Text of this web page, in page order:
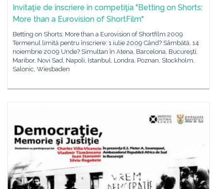
Invitaţie de înscriere în competiţia "Betting on Shorts:
More than a Eurovision of ShortFilm"
Betting on Shorts: More than a Eurovision of Shortfilm 2009
Termenul limită pentru înscriere: 1 iulie 2009 Când? Sâmbătă, 14
noiembrie 2009 Unde? Simultan în Atena, Barcelona, Bucureşti,
Maribor, Novi Sad, Napoli, Istanbul, Londra, Poznan, Stockholm,
Salonic, Wiesbaden